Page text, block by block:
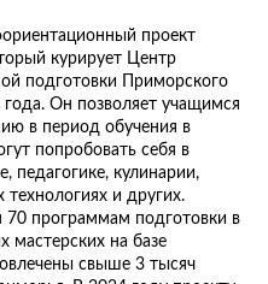
проект
курирует Центр
подготовки Приморского
года. Он позволяет учащимся
в период обучения в
попробовать себя в
педагогике, кулинарии,
и других.
70 программам подготовки в
мастерских на базе
свыше 3 тысяч